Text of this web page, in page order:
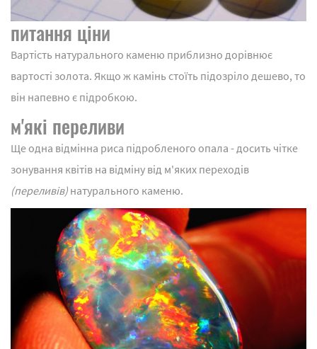
питання ціни
Вартість натурального каменю приблизно дорівнює
вартості золота. Якщо ж камінь стоїть підозріло дешево, то
він напевно є підробкою.
м'які переливи
Ще одна відмінна риса підробленого опала - досить чітке
зонування квітів на відміну від м'яких переходів
(переливів) натурального каменю.